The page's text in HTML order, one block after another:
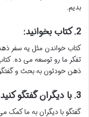
بدیم.
2. کتاب بخوانید:
کتاب خواندن مثل یه سفر
تفکر ما رو توسعه می ده.
ذهن خودتون به بحث و گفتگو
3. با دیگران گفتگو کنید:
گفتگو با دیگران به ما کمک